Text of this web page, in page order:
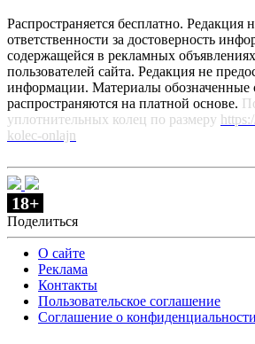
Распространяется бесплатно. Редакция
ответственности за достоверность
содержащейся в рекламных
пользователей сайта. Редакция не
информации. Материалы обозначенные
распространяются на платной основе.
уплотнительных колец по размеру
kolec-onlajn
18+
Поделиться
О сайте
Реклама
Контакты
Пользовательское соглашение
Соглашение о